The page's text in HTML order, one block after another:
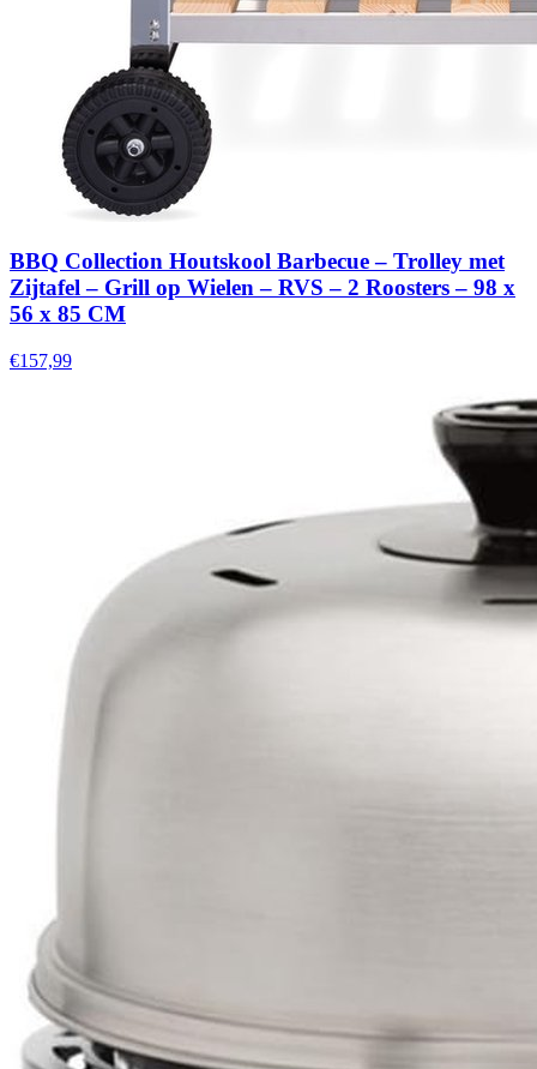
BBQ Collection Houtskool Barbecue – Trolley met
Zijtafel – Grill op Wielen – RVS – 2 Roosters – 98 x
56 x 85 CM
€157,99